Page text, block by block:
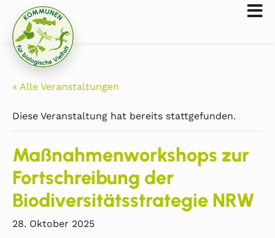
« Alle Veranstaltungen
Diese Veranstaltung hat bereits stattgefunden.
Maßnahmenworkshops zur
Fortschreibung der
Biodiversitätsstrategie NRW
28. Oktober 2025